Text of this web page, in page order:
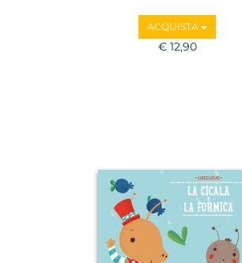
ACQUISTA
€ 12,90